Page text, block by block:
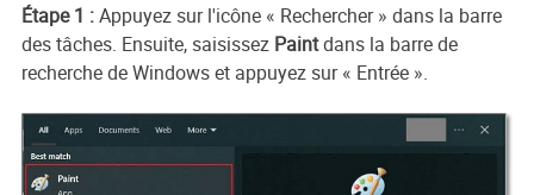
Étape 1 :Appuyez sur l'icône « Rechercher » dans la barre
des tâches. Ensuite, saisissez Paintdans la barre de
recherche de Windows et appuyez sur « Entrée ».